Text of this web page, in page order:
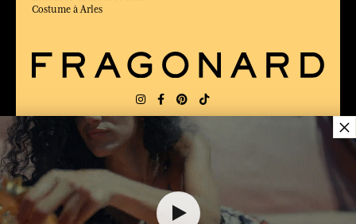
Costume à Arles
LIVRAISON: FR
×